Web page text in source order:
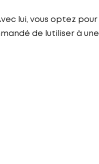
lui, vous optez pour
de lutiliser à une